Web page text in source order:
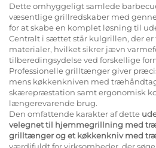
Dette omhyggeligt samlede
væsentlige grillredskaber med
for at skabe en komplet løsning til
Centralt i sættet står kulgrillen, der
materialer, hvilket sikrer jævn
tilberedingsydelse ved forskellige
Professionelle grilltænger giver
mens køkkenkniven med
skærepræstation samt ergonomisk
længerevarende brug.
Den omfattende karakter af dette
velegnet til hjemmegrillning med
grilltænger og et køkkenkniv med
værdifuldt for virksomheder, der